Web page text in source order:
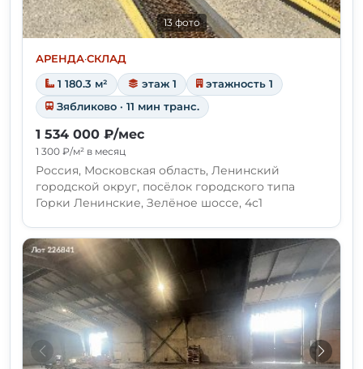
13 фото
АРЕНДА·СКЛАД
1 180.3 м² этаж 1
этажность 1
Зябликово · 11 мин транс.
1 534 000 ₽/мес
1 300 ₽/м² в месяц
Россия, Московская область, Ленинский
городской округ, посёлок городского типа
Горки Ленинские, Зелёное шоссе, 4с1